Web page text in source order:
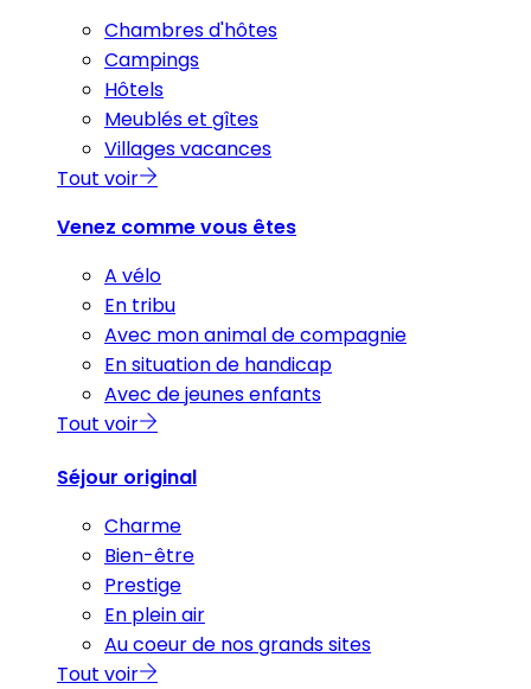
Chambres d'hôtes
Campings
Hôtels
Meublés et gîtes
Villages vacances
Tout voir
Venez comme vous êtes
A vélo
En tribu
Avec mon animal de compagnie
En situation de handicap
Avec de jeunes enfants
Tout voir
Séjour original
Charme
Bien-être
Prestige
En plein air
Au coeur de nos grands sites
Tout voir